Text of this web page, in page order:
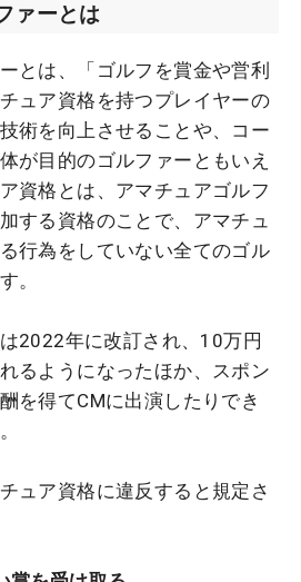
ァーとは
とは、「ゴルフを賞金や営利
ュア資格を持つプレイヤーの
術を向上させることや、コー
が目的のゴルファーともいえ
資格とは、アマチュアゴルフ
する資格のことで、アマチュ
行為をしていない全てのゴル
。
2022年に改訂され、10万円
るようになったほか、スポン
を得てCMに出演したりでき
ュア資格に違反すると規定さ